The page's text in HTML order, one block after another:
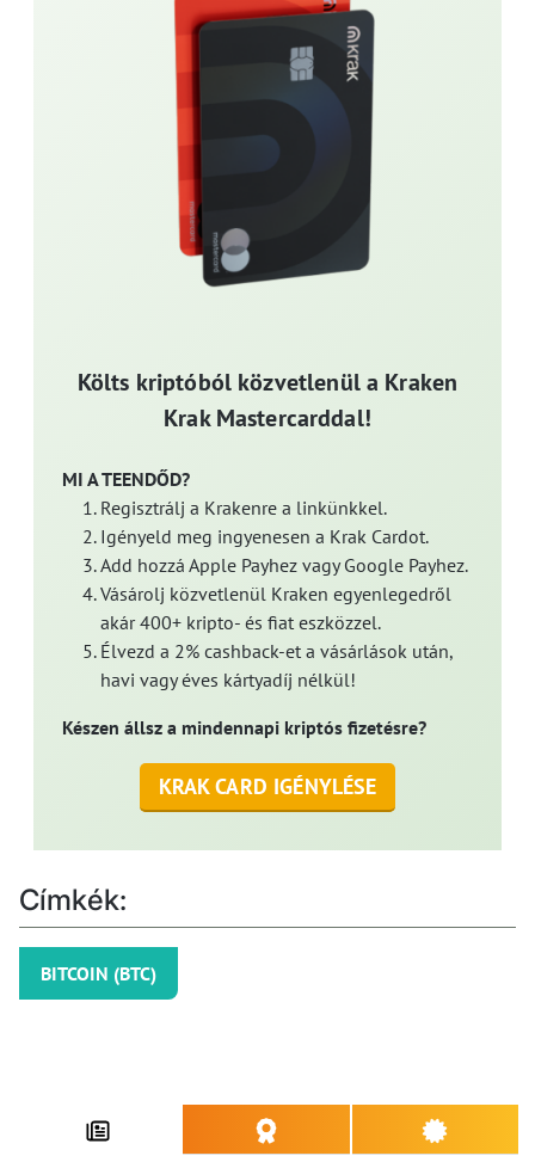
Költs kriptóból közvetlenül a Kraken
Krak Mastercarddal!
MI A TEENDŐD?
Regisztrálj a Krakenre a linkünkkel.
Igényeld meg ingyenesen a Krak Cardot.
Add hozzá Apple Payhez vagy Google Payhez.
Vásárolj közvetlenül Kraken egyenlegedről
akár 400+ kripto- és fiat eszközzel.
Élvezd a 2% cashback-et a vásárlások után,
havi vagy éves kártyadíj nélkül!
Készen állsz a mindennapi kriptós fizetésre?
KRAK CARD IGÉNYLÉSE
Címkék:
BITCOIN (BTC)